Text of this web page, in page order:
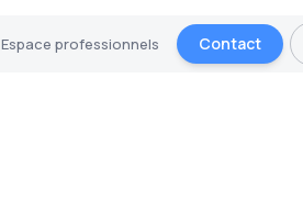
Espace professionnels Contact